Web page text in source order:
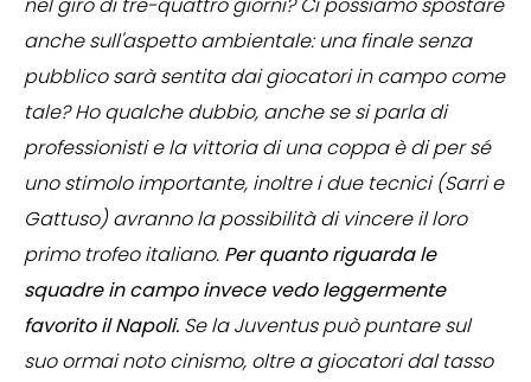
nel giro di tre-quattro giorni? Ci possiamo spostare
anche sull'aspetto ambientale: una finale senza
pubblico sarà sentita dai giocatori in campo come
tale? Ho qualche dubbio, anche se si parla di
professionisti e la vittoria di una coppa è di per sé
uno stimolo importante, inoltre i due tecnici (Sarri e
Gattuso) avranno la possibilità di vincere il loro
primo trofeo italiano. Per quanto riguarda le
squadre in campo invece vedo leggermente
favorito il Napoli. Se la Juventus può puntare sul
suo ormai noto cinismo, oltre a giocatori dal tasso